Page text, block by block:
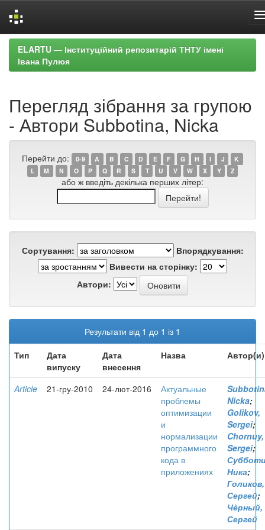
Skip
navigation
ELARTU — Інституційний репозитарій ТНТУ імені
Івана Пулюя
Перегляд зібрання за групою
- Автори Subbotina, Nicka
Перейти до: 0-9 A B C D E F G H I J
K
L
M N O P Q R S T U V W X Y Z
або ж введіть декілька перших літер:
Сортування:
Впорядкування:
Вивести на сторінку:
Автори:
Результати від 1 до 1 із 1
Тип
Дата
випуску
Дата
внесення
Назва Автор(и)
Article 21-гру-2010 24-лют-2016
Актуальные
проблемы
оптимизации
и
нормализации
программного
кода в
приложениях
Nicka;
Golikov,
Sergei;
Chornuy,
Sergei;
Ника;
Голиков,
Сергей;
Чѐрный,
Сергей